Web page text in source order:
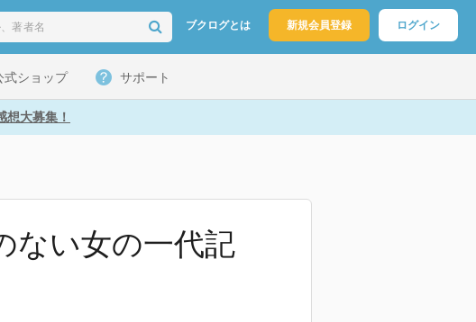
ブクログとは 新規会員登録 ログイン
式ショップ サポート
想大募集！
ない女の一代記